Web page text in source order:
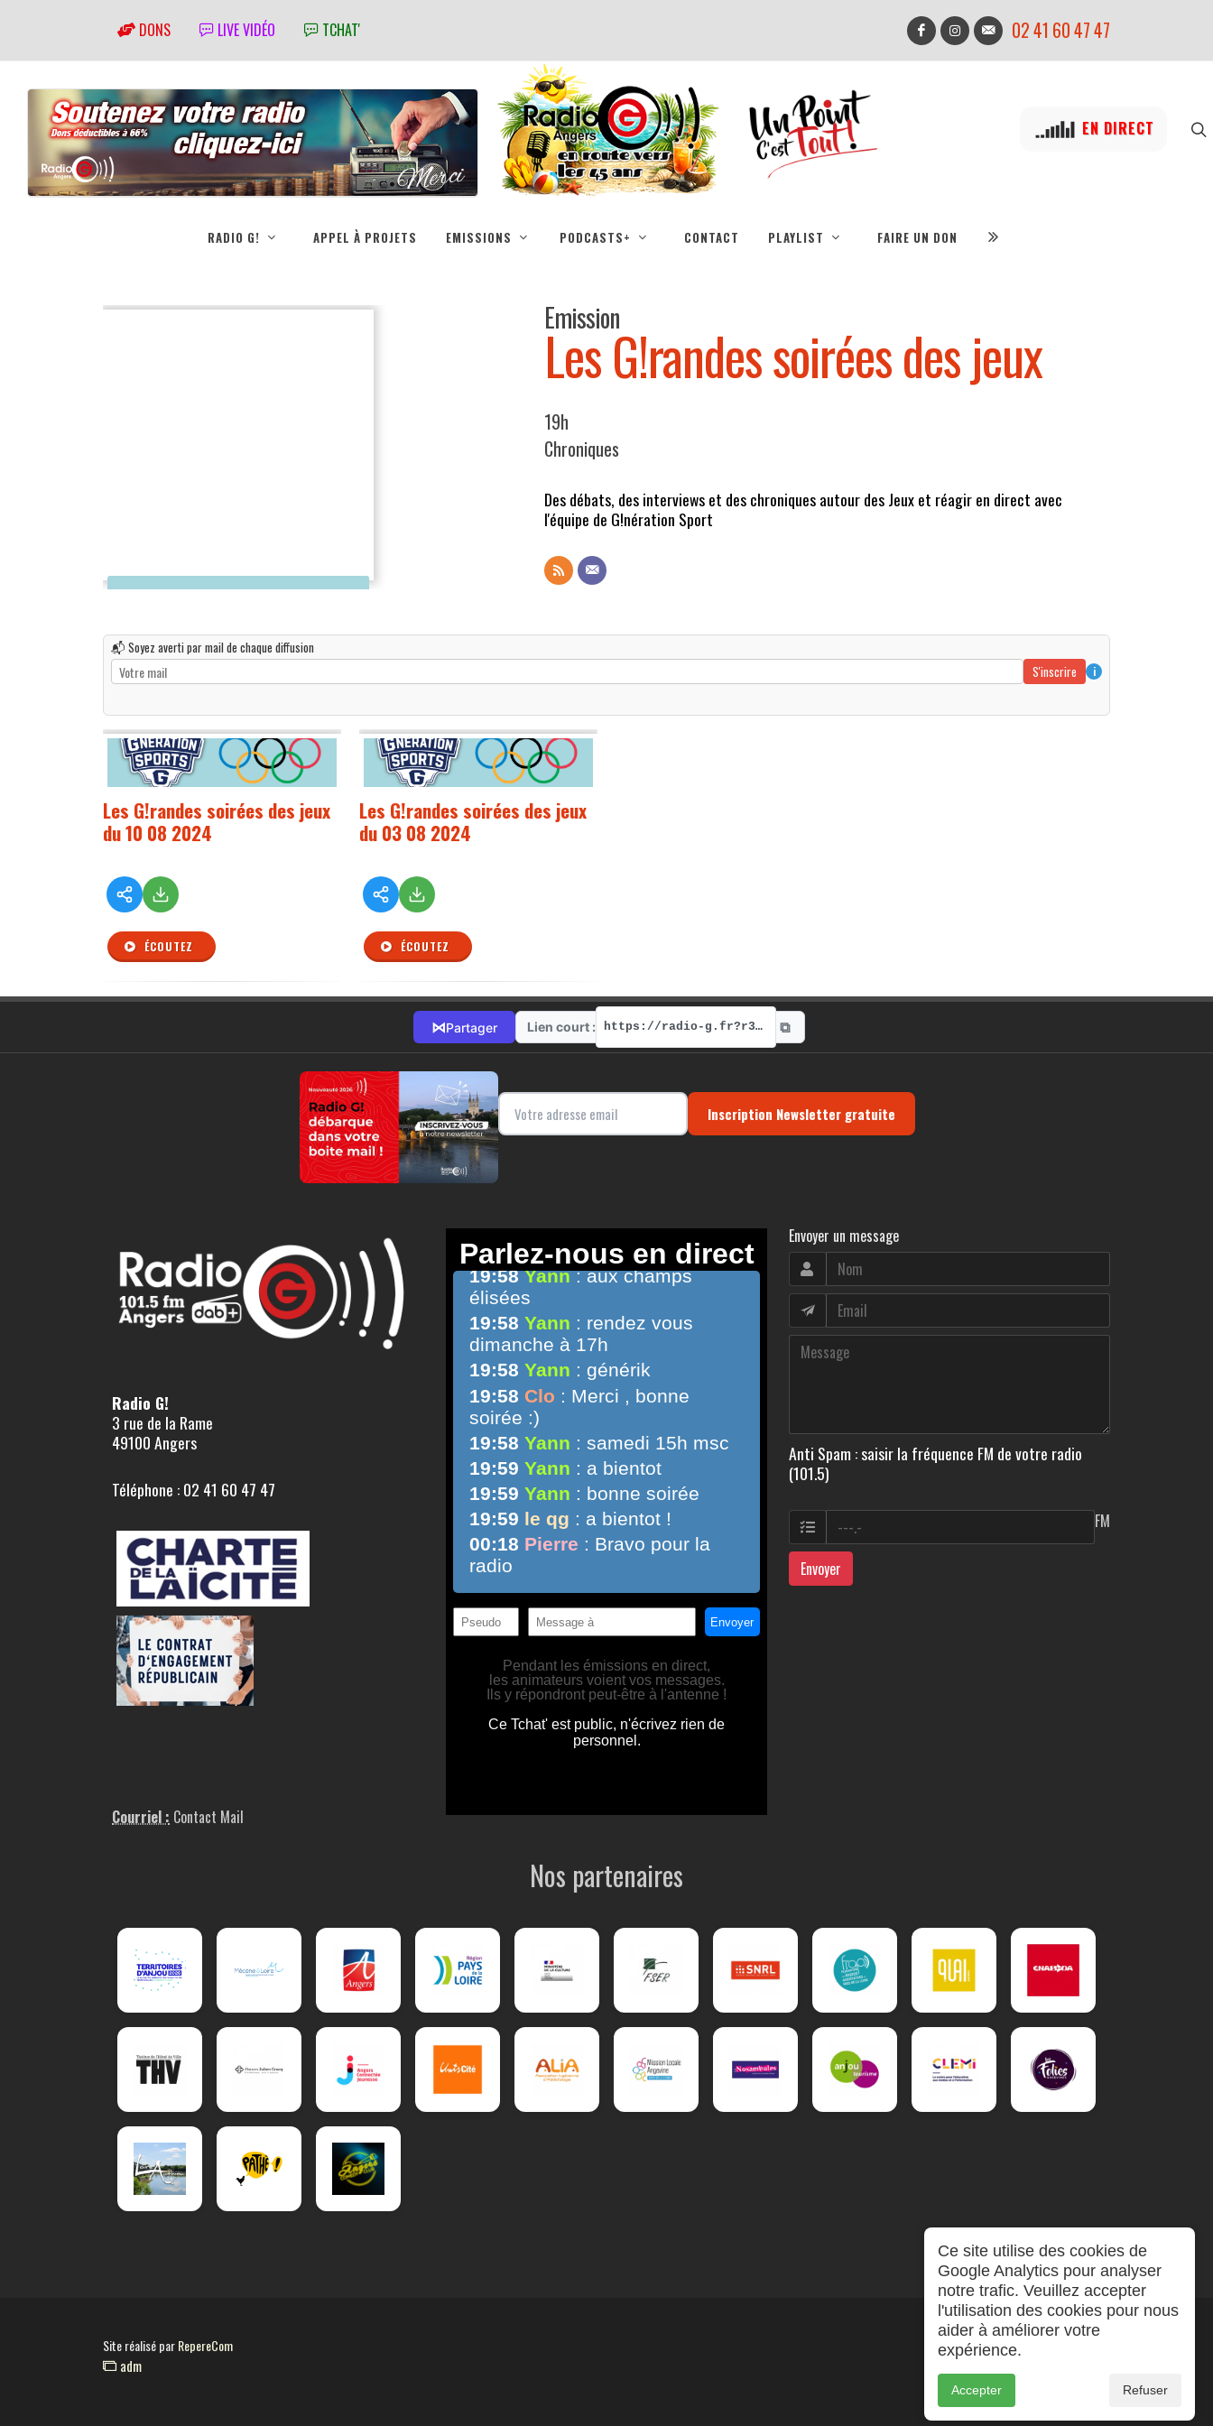
DONS LIVE VIDÉO TCHAT' 02 41 60 47 47
EN DIRECT
RADIO G! APPEL À PROJETS EMISSIONS PODCASTS+ CONTACT PLAYLIST FAIRE UN DON
Emission
Les G!randes soirées des jeux
19h
Chroniques
Des débats, des interviews et des chroniques autour des Jeux et réagir en direct avec
l'équipe de G!nération Sport
📬 Soyez averti par mail de chaque diffusion
S'inscrire
i
Les G!randes soirées des jeux
du 10 08 2024
ÉCOUTEZ
Les G!randes soirées des jeux
du 03 08 2024
ÉCOUTEZ
⋈Partager Lien court : https://radio-g.fr?r392 ⧉
Inscription Newsletter gratuite
Radio G!
3 rue de la Rame
49100 Angers
Téléphone : 02 41 60 47 47
Courriel : Contact Mail
Envoyer un message
Anti Spam : saisir la fréquence FM de votre radio
(101.5)
FM
Envoyer
Nos partenaires
Site réalisé parRepereCom
adm
Ce site utilise des cookies de
Google Analytics pour analyser
notre trafic. Veuillez accepter
l'utilisation des cookies pour nous
aider à améliorer votre
expérience.
Accepter Refuser